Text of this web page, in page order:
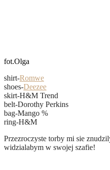
fot.Olga
shirt-Romwe
shoes-Deezee
skirt-H&M Trend
belt-Dorothy Perkins
bag-Mango %
ring-H&M
Przezroczyste torby mi sie
widzialabym w swojej szafie!